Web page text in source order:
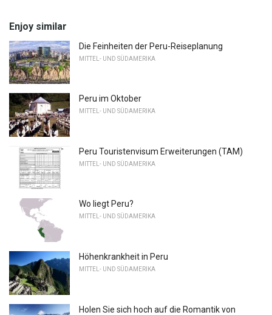
Enjoy similar
Die Feinheiten der Peru-Reiseplanung
MITTEL- UND SÜDAMERIKA
Peru im Oktober
MITTEL- UND SÜDAMERIKA
Peru Touristenvisum Erweiterungen (TAM)
MITTEL- UND SÜDAMERIKA
Wo liegt Peru?
MITTEL- UND SÜDAMERIKA
Höhenkrankheit in Peru
MITTEL- UND SÜDAMERIKA
Holen Sie sich hoch auf die Romantik von